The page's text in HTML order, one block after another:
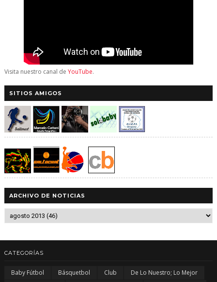
Visita nuestro canal de YouTube.
SITIOS AMIGOS
ARCHIVO DE NOTICIAS
CATEGORÍAS
Baby Fútbol Básquetbol Club
De Lo Nuestro; Lo Mejor